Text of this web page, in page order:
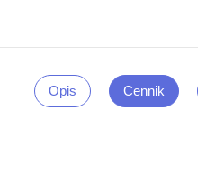
Opis Cennik